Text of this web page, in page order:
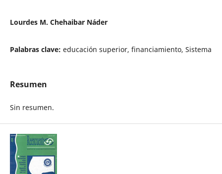
Lourdes M. Chehaibar Náder
Palabras clave: educación superior, financiamiento, Sistema
Resumen
Sin resumen.